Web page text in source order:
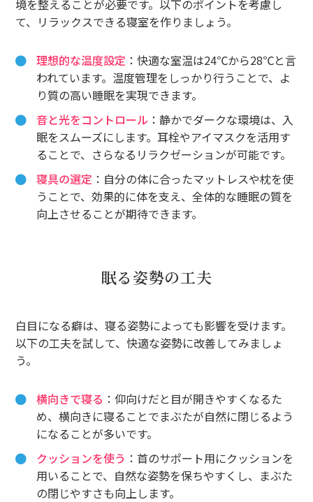
境を整えることが必要です。以下のポイントを考慮し
て、リラックスできる寝室を作りましょう。
理想的な温度設定 ：快適な室温は24℃から28℃と言
われています。温度管理をしっかり行うことで、よ
り質の高い睡眠を実現できます。
音と光をコントロール ：静かでダークな環境は、入
眠をスムーズにします。耳栓やアイマスクを活用す
ることで、さらなるリラクゼーションが可能です。
寝具の選定 ：自分の体に合ったマットレスや枕を使
うことで、効果的に体を支え、全体的な睡眠の質を
向上させることが期待できます。
眠る姿勢の工夫
白目になる癖は、寝る姿勢によっても影響を受けます。
以下の工夫を試して、快適な姿勢に改善してみましょ
う。
横向きで寝る ：仰向けだと目が開きやすくなるた
め、横向きに寝ることでまぶたが自然に閉じるよう
になることが多いです。
クッションを使う ：首のサポート用にクッションを
用いることで、自然な姿勢を保ちやすくし、まぶた
の閉じやすさも向上します。